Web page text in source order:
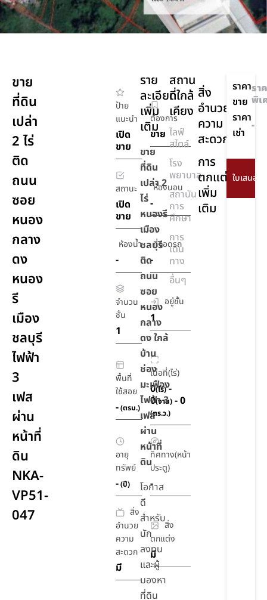
ขาย
ที่ดิน
เปล่า
2 ไร่
ติด
ถนน
ซอย
หนอง
กลาง
ดง
หนอง
รี
เมือง
ชลบุรี
ไฟฟ้า
3
เฟส
ผ่าน
หน้าที่
ดิน
NKA-
VP51-
047
ป้าย
แนะนำ
เปิด
ขาย
ต้องการ
ขาย
สถานะ
เปิด
ขาย
ห้องนอน
-
ห้องน้ำ
-
ที่จอดรถ
-
จำนวน
ชั้น
1
อยู่ชั้น
1
พื้นที่
ใช้สอย
-(ตรม.)
เนื้อที่(ไร่)
0(ไร่)-
0(งาน) - 0
(ตร.ว.)
อายุ
ทรัพย์
-(ปี)
ทิศทาง(หน้า
ประตู)
-
สิ่ง
อำนวย
ความ
สะดวก
มี
สิ่ง
ตกแต่ง
มี
ราย
ละเอียด
เพิ่ม
เติม
ขาย
ที่ดิน
เปล่า 2
ไร่
หนองรี
เมือง
ชลบุรี
ติด
ถนน
ซอย
หนอง
กลาง
ดง ใกล้
บ้าน
ช่อง
มะเฟือง
ไฟฟ้า 3
เฟส
ผ่าน
หน้าที่
ดิน
โอกาส
ดี
สำหรับ
นัก
ลงทุน
และผู้
มองหา
ที่ดิน
สถาน
ที่ใกล้
เคียง
ไลฟ์
สไตล์
โรง
พยาบาล
สถาบัน
การ
ศึกษา
การ
เดิน
ทาง
อื่นๆ
สิ่ง
อำนวย
ความ
สะดวก
การ
ตกแต่ง
เพิ่ม
เติม
ราคา
ขาย
รา
พิเ
ราคา
เช่า
-